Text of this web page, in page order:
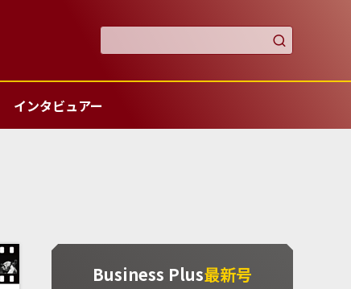

インタビュアー
Business Plus最新号